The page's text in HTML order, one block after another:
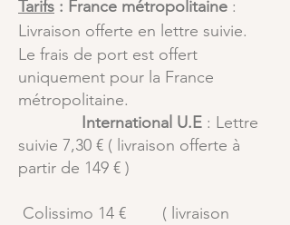
Tarifs : France métropolitaine :
Livraison offerte en lettre suivie.
Le frais de port est offert
uniquement pour la France
métropolitaine.
International U.E : Lettre
suivie 7,30 € ( livraison offerte à
partir de 149 € )
Colissimo 14 € ( livraison